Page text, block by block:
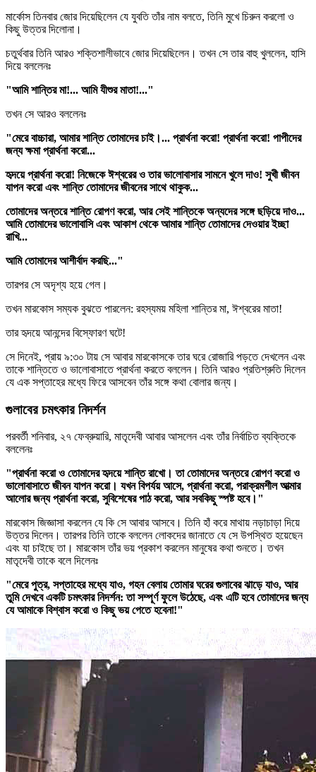
মার্কোস তিনবার জোর দিয়েছিলেন যে যুবতি তাঁর নাম বলতে, তিনি মুখে চিরুন করলো ও
কিছু উত্তর দিলোনা।
চতুর্থবার তিনি আরও শক্তিশালীভাবে জোর দিয়েছিলেন। তখন সে তার বাহু খুললেন, হাসি
দিয়ে বললেনঃ
"আমি শান্তির মা!... আমি যীশুর মাতা!..."
তখন সে আরও বললেনঃ
"মেরে বাচ্চারা, আমার শান্তি তোমাদের চাই।... প্রার্থনা করো! প্রার্থনা করো! পাপীদের
জন্য ক্ষমা প্রার্থনা করো...
হৃদয়ে প্রার্থনা করো! নিজেকে ঈশ্বরের ও তার ভালোবাসার সামনে খুলে দাও! সুখী জীবন
যাপন করো এবং শান্তি তোমাদের জীবনের সাথে থাকুক...
তোমাদের অন্তরে শান্তি রোপণ করো, আর সেই শান্তিকে অন্যদের সঙ্গে ছড়িয়ে দাও...
আমি তোমাদের ভালোবাসি এবং আকাশ থেকে আমার শান্তি তোমাদের দেওয়ার ইচ্ছা
রাখি...
আমি তোমাদের আশীর্বাদ করছি..."
তারপর সে অদৃশ্য হয়ে গেল।
তখন মারকোস সম্যক বুঝতে পারলেন: রহস্যময় মহিলা শান্তির মা, ঈশ্বরের মাতা!
তার হৃদয়ে আনন্দের বিস্ফোরণ ঘটে!
সে দিনেই, প্রায় ৯:৩০ টায় সে আবার মারকোসকে তার ঘরে রোজারি পড়তে দেখলেন এবং
তাকে শান্তিতে ও ভালোবাসাতে প্রার্থনা করতে বললেন। তিনি আরও প্রতিশ্রুতি দিলেন
যে এক সপ্তাহের মধ্যে ফিরে আসবেন তাঁর সঙ্গে কথা বোলার জন্য।
গুলাবের চমৎকার নিদর্শন
পরবর্তী শনিবার, ২৭ ফেব্রুয়ারি, মাতৃদেবী আবার আসলেন এবং তাঁর নির্বাচিত ব্যক্তিকে
বললেনঃ
"প্রার্থনা করো ও তোমাদের হৃদয়ে শান্তি রাখো। তা তোমাদের অন্তরে রোপণ করো ও
ভালোবাসাতে জীবন যাপন করো। যখন বিপর্যয় আসে, প্রার্থনা করো, পরাক্রমশীল আত্মার
আলোর জন্য প্রার্থনা করো, সুবিশেষের পাঠ করো, আর সবকিছু স্পষ্ট হবে।"
মারকোস জিজ্ঞাসা করলেন যে কি সে আবার আসবে। তিনি হাঁ করে মাথায় নড়াচাড়া দিয়ে
উত্তর দিলেন। তারপর তিনি তাকে বললেন লোকদের জানাতে যে সে উপস্থিত হয়েছেন
এবং যা চাইছে তা। মারকোস তাঁর ভয় প্রকাশ করলেন মানুষের কথা শুনতে। তখন
মাতৃদেবী তাকে বলে দিলেনঃ
"মেরে পুত্র, সপ্তাহের মধ্যে যাও, গহন বেলায় তোমার ঘরের গুলাবের ঝাড়ে যাও, আর
তুমি দেখবে একটি চমৎকার নিদর্শন: তা সম্পূর্ণ ফুলে উঠেছে, এবং এটি হবে তোমাদের জন্য
যে আমাকে বিশ্বাস করো ও কিছু ভয় পেতে হবেনা!"